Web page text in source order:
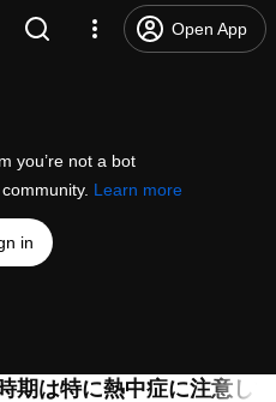
Open App
you’re not a bot
Learn more
in
期は特に熱中症に注意し